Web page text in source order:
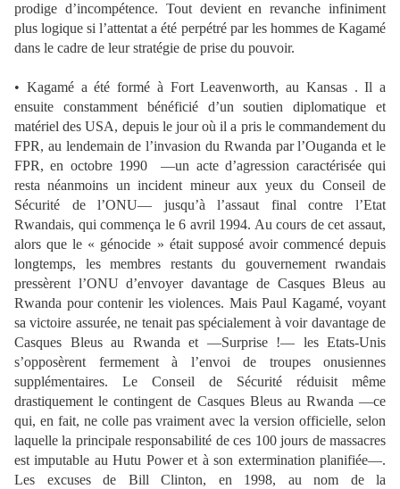
prodige d’incompétence. Tout devient en revanche infiniment
plus logique si l’attentat a été perpétré par les hommes de Kagamé
dans le cadre de leur stratégie de prise du pouvoir.
• Kagamé a été formé à Fort Leavenworth, au Kansas . Il a
ensuite constamment bénéficié d’un soutien diplomatique et
matériel des USA, depuis le jour où il a pris le commandement du
FPR, au lendemain de l’invasion du Rwanda par l’Ouganda et le
FPR, en octobre 1990 —un acte d’agression caractérisée qui
resta néanmoins un incident mineur aux yeux du Conseil de
Sécurité de l’ONU— jusqu’à l’assaut final contre l’Etat
Rwandais, qui commença le 6 avril 1994. Au cours de cet assaut,
alors que le « génocide » était supposé avoir commencé depuis
longtemps, les membres restants du gouvernement rwandais
pressèrent l’ONU d’envoyer davantage de Casques Bleus au
Rwanda pour contenir les violences. Mais Paul Kagamé, voyant
sa victoire assurée, ne tenait pas spécialement à voir davantage de
Casques Bleus au Rwanda et —Surprise !— les Etats-Unis
s’opposèrent fermement à l’envoi de troupes onusiennes
supplémentaires. Le Conseil de Sécurité réduisit même
drastiquement le contingent de Casques Bleus au Rwanda —ce
qui, en fait, ne colle pas vraiment avec la version officielle, selon
laquelle la principale responsabilité de ces 100 jours de massacres
est imputable au Hutu Power et à son extermination planifiée—.
Les excuses de Bill Clinton, en 1998, au nom de la